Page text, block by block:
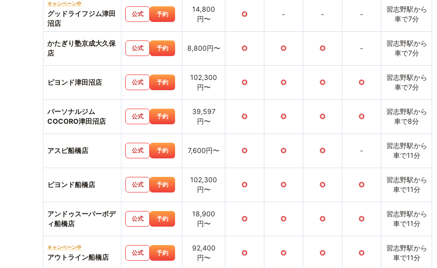
キャンペーン中
グッドライフジム津田
沼店
公式 予約
14,800
円〜
○ - - -
習志野駅から
車で7分
かたぎり塾京成大久保
店
公式 予約 8,800円〜 ○ ○ ○ -
習志野駅から
車で7分
ビヨンド津田沼店 公式 予約
102,300
円〜
○ ○ ○ ○
習志野駅から
車で7分
パーソナルジム
COCORO津田沼店
公式 予約
39,597
円〜
○ ○ ○ ○
習志野駅から
車で8分
アスピ船橋店 公式 予約 7,600円〜 ○ ○ ○ -
習志野駅から
車で11分
ビヨンド船橋店 公式 予約
102,300
円〜
○ ○ ○ ○
習志野駅から
車で11分
アンドゥスーパーボデ
ィ船橋店
公式 予約
18,900
円〜
○ ○ ○ ○
習志野駅から
車で11分
キャンペーン中
アウトライン船橋店
公式 予約
92,400
円〜
○ ○ ○ ○
習志野駅から
車で11分